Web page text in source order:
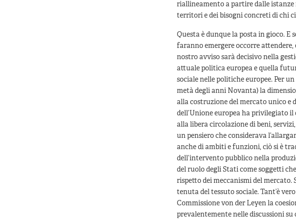
riallineamento a partire dalle istanze
territori e dei bisogni concreti di chi
Questa è dunque la posta in gioco. E
faranno emergere occorre
nostro avviso sarà decisivo nella
attuale politica europea e quella
sociale nelle politiche europee. Per
metà degli anni Novanta) la
alla costruzione del mercato unico
dell’Unione europea ha privilegiato
alla libera circolazione di beni,
un pensiero che considerava
anche di ambiti e funzioni, ciò si è
dell’intervento pubblico nella
del ruolo degli Stati come soggetti
rispetto dei meccanismi del
tenuta del tessuto sociale. Tant’è
Commissione von der Leyen la
prevalentemente nelle discussioni